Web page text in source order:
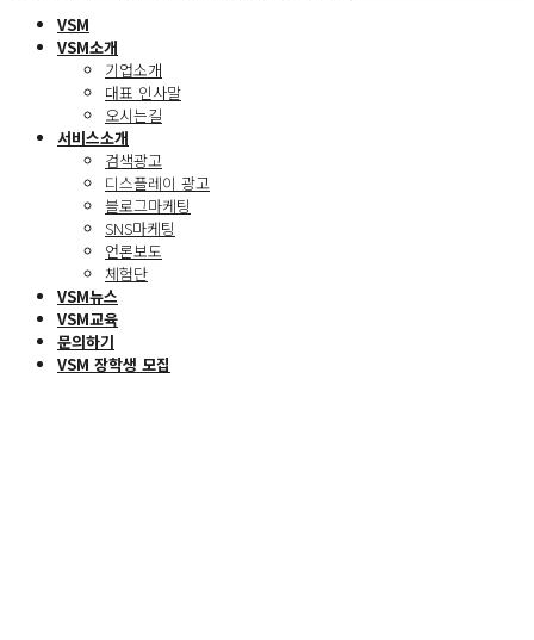
VSM
VSM소개
기업소개
대표 인사말
오시는길
서비스소개
검색광고
디스플레이 광고
블로그마케팅
SNS마케팅
언론보도
체험단
VSM뉴스
VSM교육
문의하기
VSM 장학생 모집